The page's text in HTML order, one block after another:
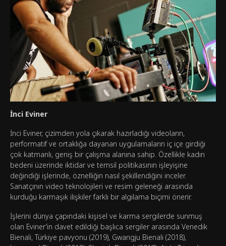
İnci Eviner
İnci Eviner, çizimden yola çıkarak hazırladığı videoların,
performatif ve ortaklığa dayanan uygulamaların iç içe girdiği
çok katmanlı, geniş bir çalışma alanına sahip. Özellikle kadın
bedeni üzerinde iktidar ve temsil politikasının işleyişine
değindiği işlerinde, öznelliğin nasıl şekillendiğini inceler.
Sanatçının video teknolojileri ve resim geleneği arasında
kurduğu karmaşık ilişkiler farklı bir algılama biçimi önerir.
İşlerini dünya çapındaki kişisel ve karma sergilerde sunmuş
olan Eviner’in davet edildiği başlıca sergiler arasında Venedik
Bienali, Türkiye pavyonu (2019), Gwangju Bienali (2018),